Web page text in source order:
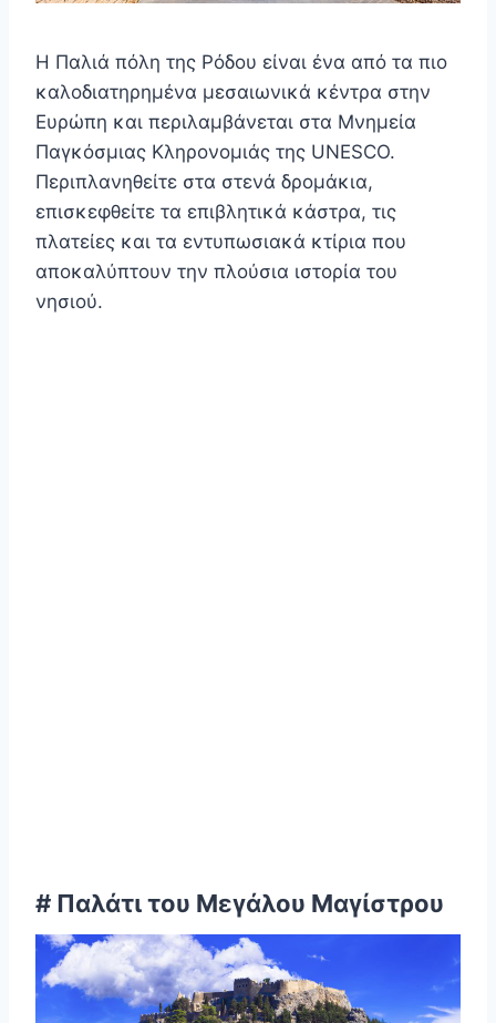
Η Παλιά πόλη της Ρόδου είναι ένα από τα πιο
καλοδιατηρημένα μεσαιωνικά κέντρα στην
Ευρώπη και περιλαμβάνεται στα Μνημεία
Παγκόσμιας Κληρονομιάς της UNESCO.
Περιπλανηθείτε στα στενά δρομάκια,
επισκεφθείτε τα επιβλητικά κάστρα, τις
πλατείες και τα εντυπωσιακά κτίρια που
αποκαλύπτουν την πλούσια ιστορία του
νησιού.
# Παλάτι του Μεγάλου Μαγίστρου